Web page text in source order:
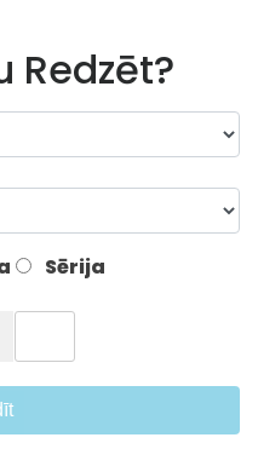
Redzēt?
Sērija